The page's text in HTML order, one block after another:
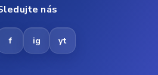
nás
f ig yt